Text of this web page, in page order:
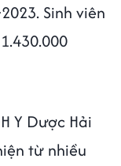
Sinh viên
Y Dược Hải
từ nhiều